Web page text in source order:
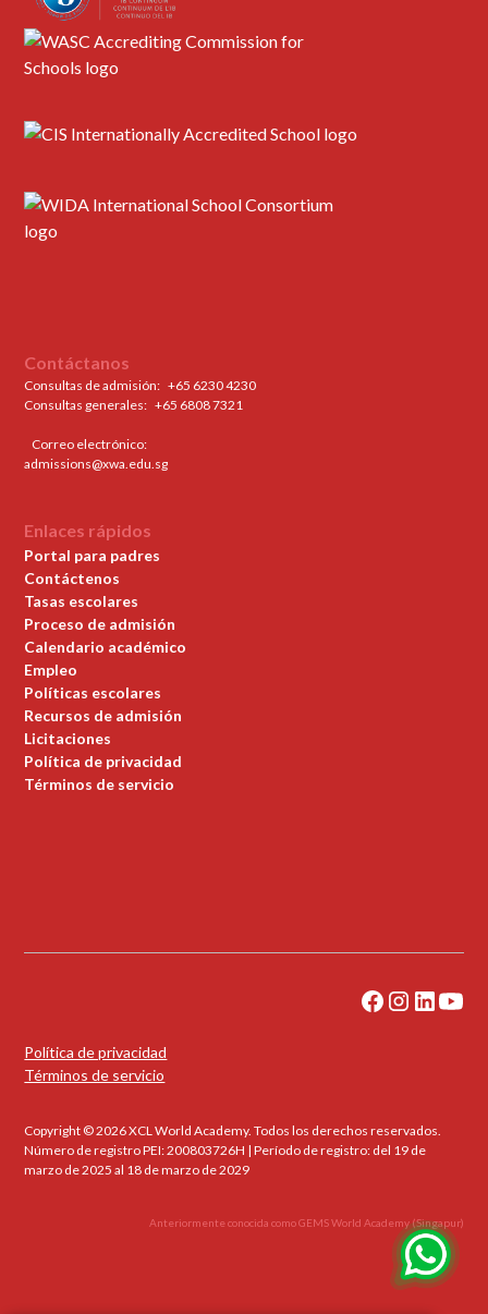
Contáctanos
Consultas de admisión:+65 6230 4230
Consultas generales: ‍+65 6808 7321
Correo electrónico:
admissions@xwa.edu.sg
Enlaces rápidos
Portal para padres
Contáctenos
Tasas escolares
Proceso de admisión
Calendario académico
Empleo
Políticas escolares
Recursos de admisión
Licitaciones
Política de privacidad
Términos de servicio
Copyright © 2026 XCL World Academy. Todos los derechos reservados.
Número de registro PEI: 200803726H | Período de registro: del 19 de
marzo de 2025 al 18 de marzo de 2029
Política de privacidad
Términos de servicio
Anteriormente conocida como GEMS World Academy (Singapur)